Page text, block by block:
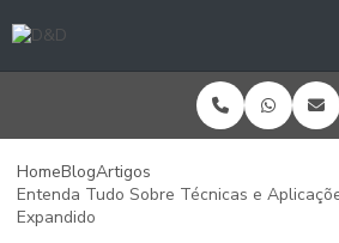
HomeBlogArtigos
Entenda Tudo Sobre Técnicas e
Expandido